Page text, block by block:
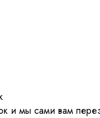
и мы сами вам